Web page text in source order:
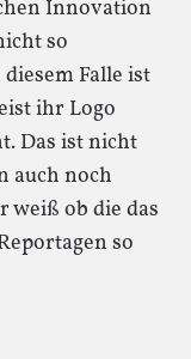
Innovation
so
Falle ist
ihr Logo
Das ist nicht
auch noch
ob die das
so